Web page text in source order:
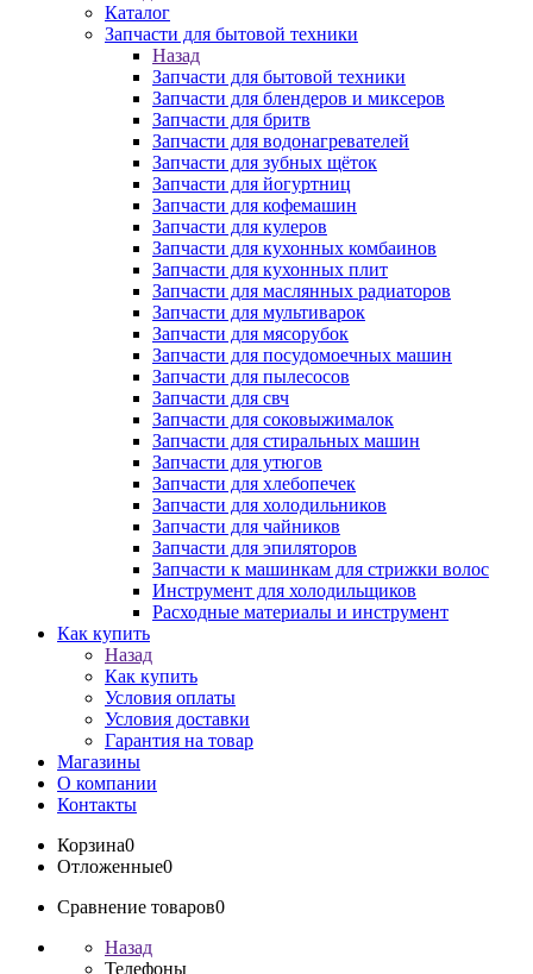
Каталог
Запчасти для бытовой техники
Назад
Запчасти для бытовой техники
Запчасти для блендеров и миксеров
Запчасти для бритв
Запчасти для водонагревателей
Запчасти для зубных щёток
Запчасти для йогуртниц
Запчасти для кофемашин
Запчасти для кулеров
Запчасти для кухонных комбаинов
Запчасти для кухонных плит
Запчасти для маслянных радиаторов
Запчасти для мультиварок
Запчасти для мясорубок
Запчасти для посудомоечных машин
Запчасти для пылесосов
Запчасти для свч
Запчасти для соковыжималок
Запчасти для стиральных машин
Запчасти для утюгов
Запчасти для хлебопечек
Запчасти для холодильников
Запчасти для чайников
Запчасти для эпиляторов
Запчасти к машинкам для стрижки волос
Инструмент для холодильщиков
Расходные материалы и инструмент
Как купить
Назад
Как купить
Условия оплаты
Условия доставки
Гарантия на товар
Магазины
О компании
Контакты
Корзина0
Отложенные0
Сравнение товаров0
Назад
Телефоны